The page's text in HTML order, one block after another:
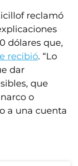
reclamó
dólares que,
recibió. “Lo
dar
que
o
a una cuenta